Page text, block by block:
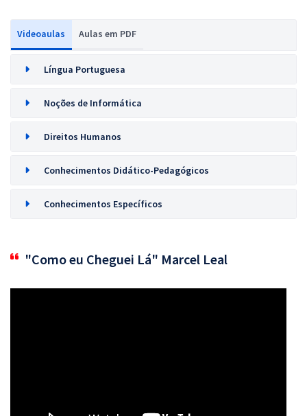
Videoaulas Aulas em PDF
Língua Portuguesa
Noções de Informática
Direitos Humanos
Conhecimentos Didático-Pedagógicos
Conhecimentos Específicos
"Como eu Cheguei Lá" Marcel Leal